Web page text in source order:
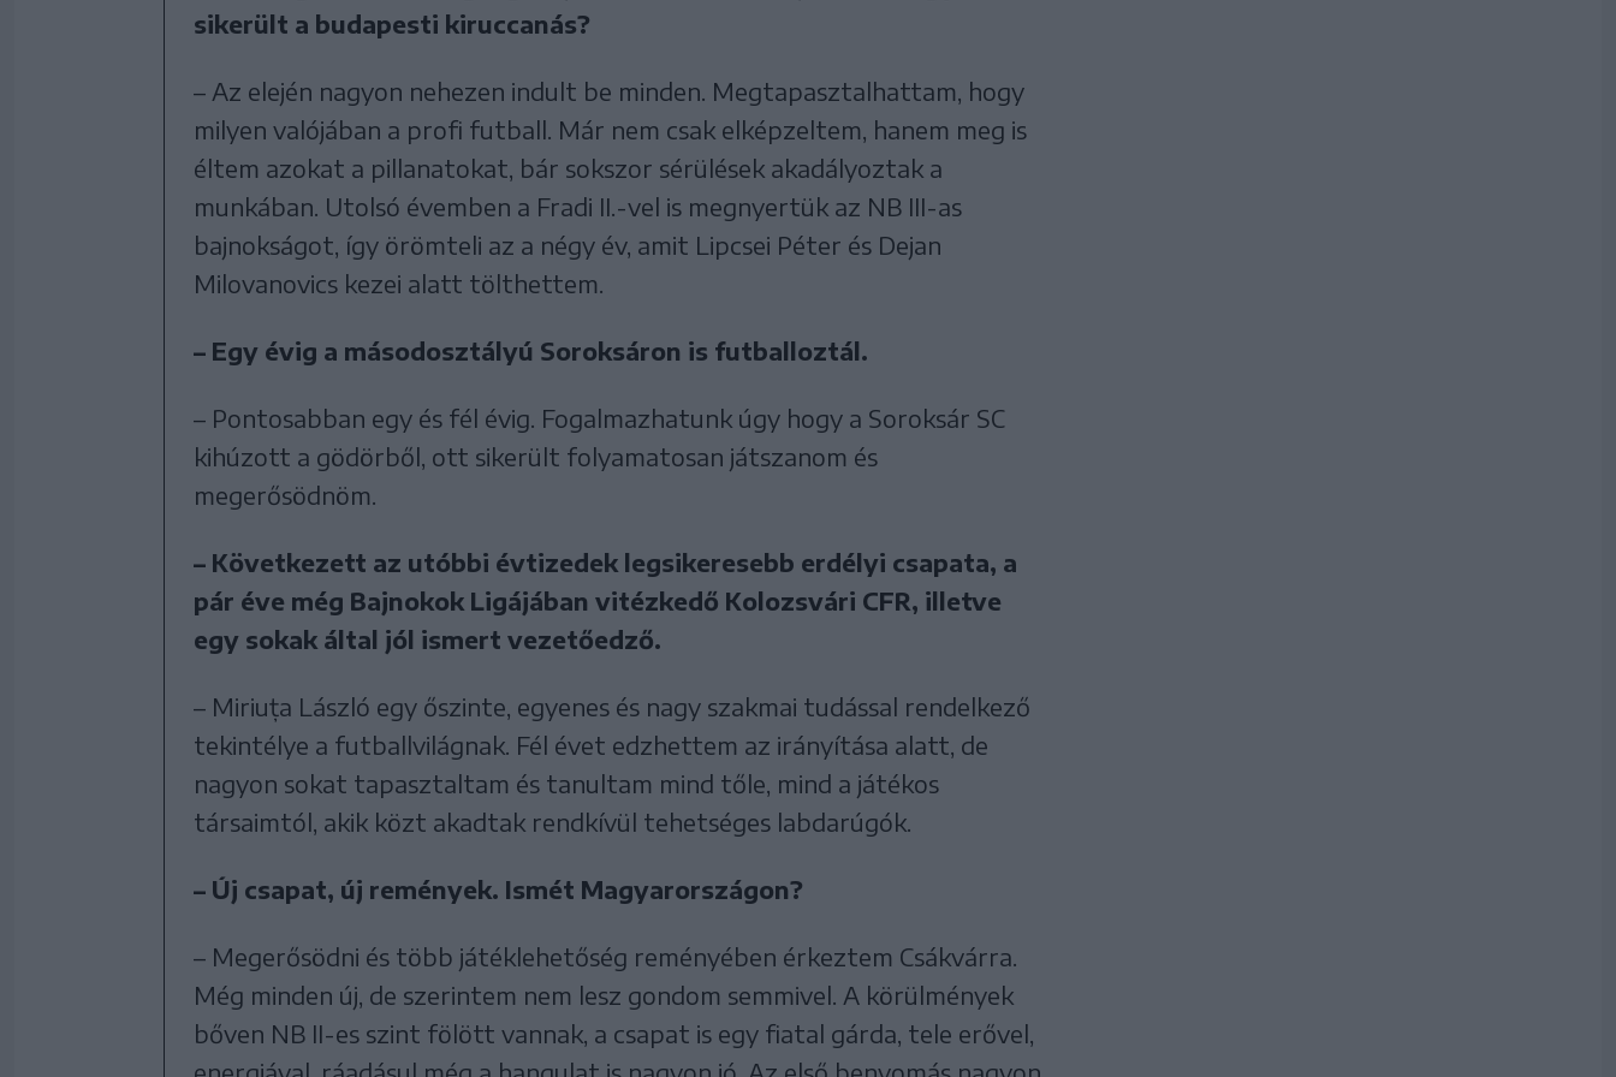
sikerült a budapesti kiruccanás?
– Az elején nagyon nehezen indult be minden. Megtapasztalhattam, hogy
milyen valójában a profi futball. Már nem csak elképzeltem, hanem meg is
éltem azokat a pillanatokat, bár sokszor sérülések akadályoztak a
munkában. Utolsó évemben a Fradi II.-vel is megnyertük az NB III-as
bajnokságot, így örömteli az a négy év, amit Lipcsei Péter és Dejan
Milovanovics kezei alatt tölthettem.
– Egy évig a másodosztályú Soroksáron is futballoztál.
– Pontosabban egy és fél évig. Fogalmazhatunk úgy hogy a Soroksár SC
kihúzott a gödörből, ott sikerült folyamatosan játszanom és
megerősödnöm.
– Következett az utóbbi évtizedek legsikeresebb erdélyi csapata, a
pár éve még Bajnokok Ligájában vitézkedő Kolozsvári CFR, illetve
egy sokak által jól ismert vezetőedző.
– Miriuța László egy őszinte, egyenes és nagy szakmai tudással rendelkező
tekintélye a futballvilágnak. Fél évet edzhettem az irányítása alatt, de
nagyon sokat tapasztaltam és tanultam mind tőle, mind a játékos
társaimtól, akik közt akadtak rendkívül tehetséges labdarúgók.
– Új csapat, új remények. Ismét Magyarországon?
– Megerősödni és több játéklehetőség reményében érkeztem Csákvárra.
Még minden új, de szerintem nem lesz gondom semmivel. A körülmények
bőven NB II-es szint fölött vannak, a csapat is egy fiatal gárda, tele erővel,